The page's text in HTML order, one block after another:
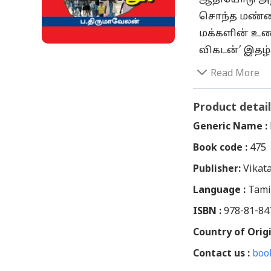
சொந்த
மக்களின்
விகடன்’
உலகறியச்
இந்த உலகம்
ராணுவம்
என்பதைச்
வைத்துக்
விடுதலைப்
Read More
Product
Generic Name :
Book code : 475
Publisher:
Language :
ISBN : 978-81-
Country of
Contact us :